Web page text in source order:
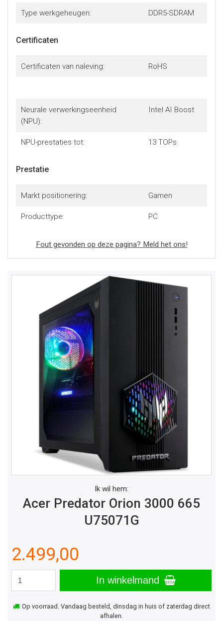
Type werkgeheugen: DDR5-SDRAM
Certificaten
Certificaten van naleving: RoHS
Neurale verwerkingseenheid
(NPU):
Intel AI Boost
NPU-prestaties tot: 13 TOPs
Prestatie
Markt positionering: Gamen
Producttype: PC
Fout gevonden op deze pagina? Meld het ons!
Ik wil hem:
Acer Predator Orion 3000 665
U75071G
2.499,00
In winkelmand
Op voorraad. Vandaag besteld, dinsdag in huis of zaterdag direct
afhalen.